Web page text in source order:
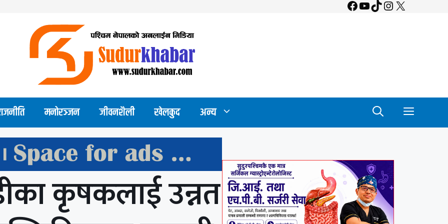
Facebook
YouTube
TikTok
Instagram
X
मनोरञ्जन जीवनशैली खेलकुद अन्य
कृषकलाई उन्नत